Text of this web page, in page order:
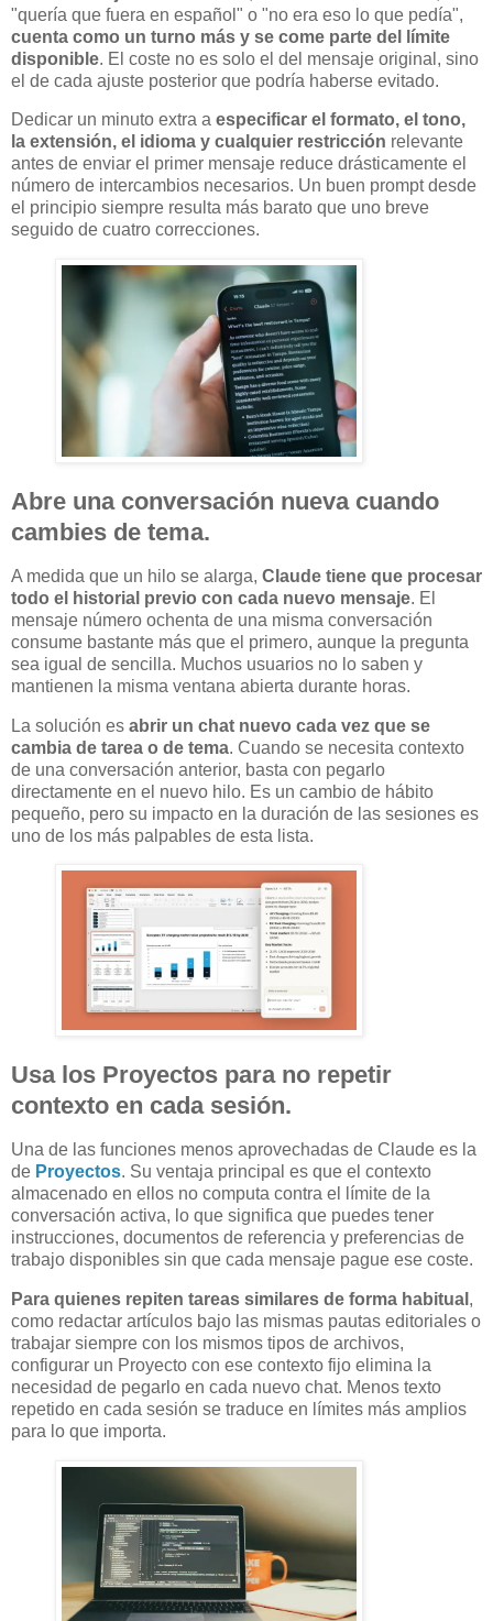
"quería que fuera en español" o "no era eso lo que pedía",
cuenta como un turno más y se come parte del límite
disponible. El coste no es solo el del mensaje original, sino
el de cada ajuste posterior que podría haberse evitado.
Dedicar un minuto extra a especificar el formato, el tono,
la extensión, el idioma y cualquier restricción relevante
antes de enviar el primer mensaje reduce drásticamente el
número de intercambios necesarios. Un buen prompt desde
el principio siempre resulta más barato que uno breve
seguido de cuatro correcciones.
Abre una conversación nueva cuando
cambies de tema.
A medida que un hilo se alarga, Claude tiene que procesar
todo el historial previo con cada nuevo mensaje. El
mensaje número ochenta de una misma conversación
consume bastante más que el primero, aunque la pregunta
sea igual de sencilla. Muchos usuarios no lo saben y
mantienen la misma ventana abierta durante horas.
La solución es abrir un chat nuevo cada vez que se
cambia de tarea o de tema. Cuando se necesita contexto
de una conversación anterior, basta con pegarlo
directamente en el nuevo hilo. Es un cambio de hábito
pequeño, pero su impacto en la duración de las sesiones es
uno de los más palpables de esta lista.
Usa los Proyectos para no repetir
contexto en cada sesión.
Una de las funciones menos aprovechadas de Claude es la
de Proyectos. Su ventaja principal es que el contexto
almacenado en ellos no computa contra el límite de la
conversación activa, lo que significa que puedes tener
instrucciones, documentos de referencia y preferencias de
trabajo disponibles sin que cada mensaje pague ese coste.
Para quienes repiten tareas similares de forma habitual ,
como redactar artículos bajo las mismas pautas editoriales o
trabajar siempre con los mismos tipos de archivos,
configurar un Proyecto con ese contexto fijo elimina la
necesidad de pegarlo en cada nuevo chat. Menos texto
repetido en cada sesión se traduce en límites más amplios
para lo que importa.